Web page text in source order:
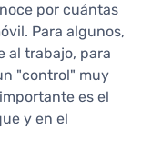
por cuántas
Para algunos,
al trabajo, para
"control" muy
es el
y en el